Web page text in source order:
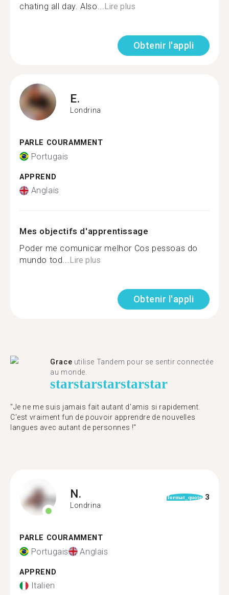
chating all day. Also...Lire plus
Obtenir l'appli
E.
Londrina
PARLE COURAMMENT
Portugais
APPREND
Anglais
Mes objectifs d'apprentissage
Poder me comunicar melhor Cos pessoas do
mundo tod...Lire plus
Obtenir l'appli
Grace utilise Tandem pour se sentir connectée
au monde.
starstarstarstarstar
"Je ne me suis jamais fait autant d'amis si rapidement.
C'est vraiment fun de pouvoir apprendre de nouvelles
langues avec autant de personnes !"
N.
Londrina
format_quote 3
PARLE COURAMMENT
Portugais Anglais
APPREND
Italien